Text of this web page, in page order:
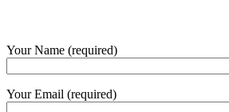
Your Name (required)
Your Email (required)